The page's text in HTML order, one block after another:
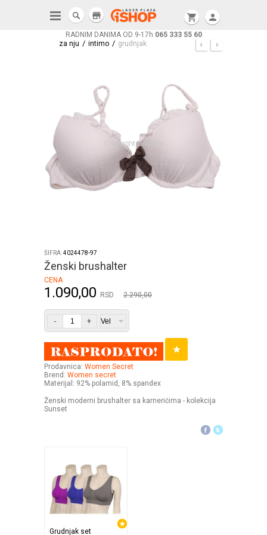
RADNIM DANIMA OD 9-17h 065 333 55 60
shopping_cart person
store
za nju / intimo / grudnjak
ŠIFRA:4024478-97
Ženski brushalter
CENA
1.090,00 RSD 2.290,00
- +
Prodavnica: Women Secret
Brend: Women secret
Materijal: 92% polamid, 8% spandex
Ženski moderni brushalter sa karnerićima - kolekcija
Sunset
Grudnjak set